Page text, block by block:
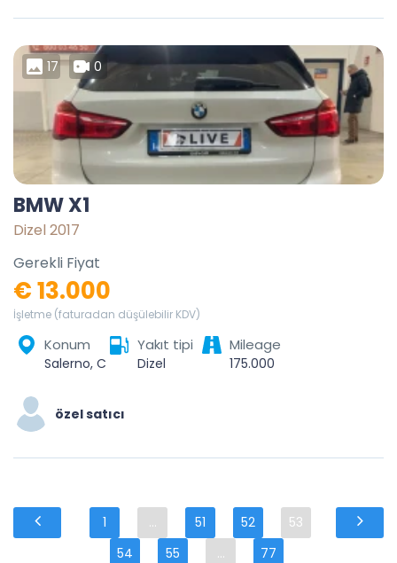
17 0
BMW X1
Dizel 2017
Gerekli Fiyat
€ 13.000
İşletme (faturadan düşülebilir KDV)
Konum Yakıt tipi
Dizel
Mileage
175.000
özel satıcı
1 ... 51 52
53
54
55 ... 77